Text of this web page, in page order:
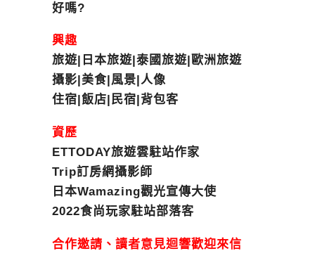
好嗎?
興趣
旅遊|日本旅遊|泰國旅遊|歐洲旅遊
攝影|美食|風景|人像
住宿|飯店|民宿|背包客
資歷
ETTODAY旅遊雲駐站作家
Trip訂房網攝影師
日本Wamazing觀光宣傳大使
2022食尚玩家駐站部落客
合作邀請、讀者意見迴響歡迎來信